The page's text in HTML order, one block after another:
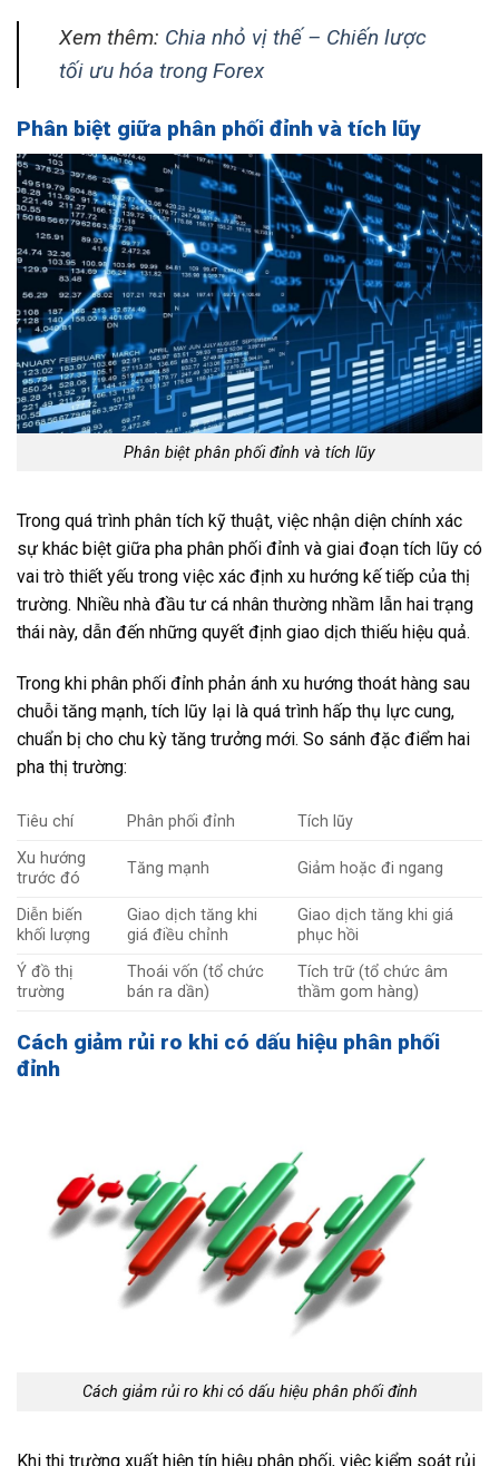
Xem thêm: Chia nhỏ vị thế – Chiến lược
tối ưu hóa trong Forex
Phân biệt giữa phân phối đỉnh và tích lũy
Phân biệt phân phối đỉnh và tích lũy
Trong quá trình phân tích kỹ thuật, việc nhận diện chính xác
sự khác biệt giữa pha phân phối đỉnh và giai đoạn tích lũy có
vai trò thiết yếu trong việc xác định xu hướng kế tiếp của thị
trường. Nhiều nhà đầu tư cá nhân thường nhầm lẫn hai trạng
thái này, dẫn đến những quyết định giao dịch thiếu hiệu quả.
Trong khi phân phối đỉnh phản ánh xu hướng thoát hàng sau
chuỗi tăng mạnh, tích lũy lại là quá trình hấp thụ lực cung,
chuẩn bị cho chu kỳ tăng trưởng mới. So sánh đặc điểm hai
pha thị trường:
Tiêu chí Phân phối đỉnh
Tích lũy
Xu hướng
trước đó
Tăng mạnh Giảm hoặc đi ngang
Diễn biến
khối lượng
Giao dịch tăng khi
giá điều chỉnh
Giao dịch tăng khi giá
phục hồi
Ý đồ thị
trường
Thoái vốn (tổ chức
bán ra dần)
Tích trữ (tổ chức âm
thầm gom hàng)
Cách giảm rủi ro khi có dấu hiệu phân phối
đỉnh
Cách giảm rủi ro khi có dấu hiệu phân phối đỉnh
Khi thị trường xuất hiện tín hiệu phân phối, việc kiểm soát rủi